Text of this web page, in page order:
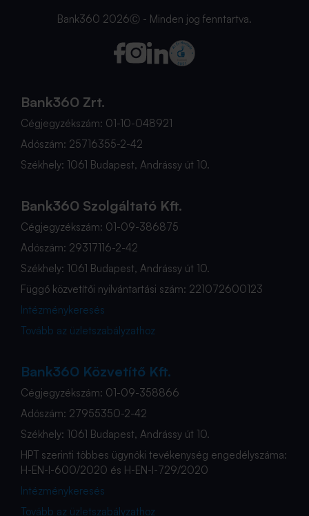
Bank360 2026Ⓒ - Minden jog fenntartva.
Bank360 Zrt.
Cégjegyzékszám: 01-10-048921
Adószám: 25716355-2-42
Székhely: 1061 Budapest, Andrássy út 10.
Bank360 Szolgáltató Kft.
Cégjegyzékszám: 01-09-386875
Adószám: 29317116-2-42
Székhely: 1061 Budapest, Andrássy út 10.
Függő közvetítői nyilvántartási szám: 221072600123
Intézménykeresés
Tovább az üzletszabályzathoz
Bank360 Közvetítő Kft.
Cégjegyzékszám: 01-09-358866
Adószám: 27955350-2-42
Székhely: 1061 Budapest, Andrássy út 10.
HPT szerinti többes ügynöki tevékenység engedélyszáma:
H-EN-I-600/2020 és H-EN-I-729/2020
Intézménykeresés
Tovább az üzletszabályzathoz